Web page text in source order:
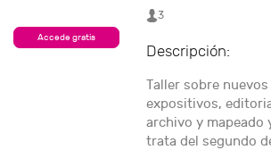
Accede gratis
3
Descripción:
Taller sobre
expositivos,
archivo y mapeado
trata del segundo